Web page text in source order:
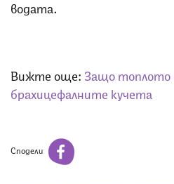
водата.
Вижте още: Защо топлото
брахицефалните кучета
Сподели